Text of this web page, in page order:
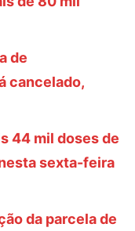
de
cancelado,
44 mil doses de
sexta-feira
da parcela de